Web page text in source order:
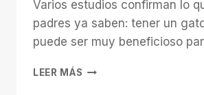
Varios estudios confirman lo
padres ya saben: tener un
puede ser muy beneficioso
LEER MÁS BENEFICIOS